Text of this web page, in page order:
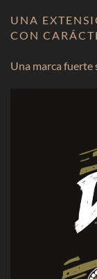
UNA
CON
Una marca fuerte